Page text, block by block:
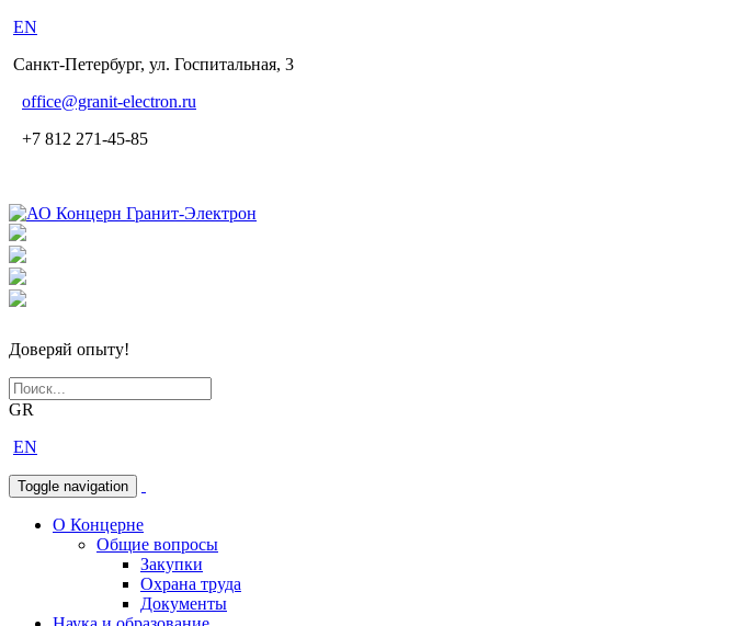
EN
Санкт-Петербург, ул. Госпитальная, 3
office@granit-electron.ru
+7 812 271-45-85
Доверяй опыту!
GR
EN
Toggle navigation
О Концерне
Общие вопросы
Закупки
Охрана труда
Документы